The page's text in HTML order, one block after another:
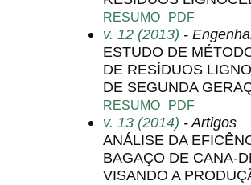
RESUMO PDF
v. 12 (2013) -
ESTUDO DE
DE RESÍDUOS
DE SEGUNDA
RESUMO PDF
v. 13 (2014) - Artigos
ANÁLISE DA
BAGAÇO DE CANA-
VISANDO A